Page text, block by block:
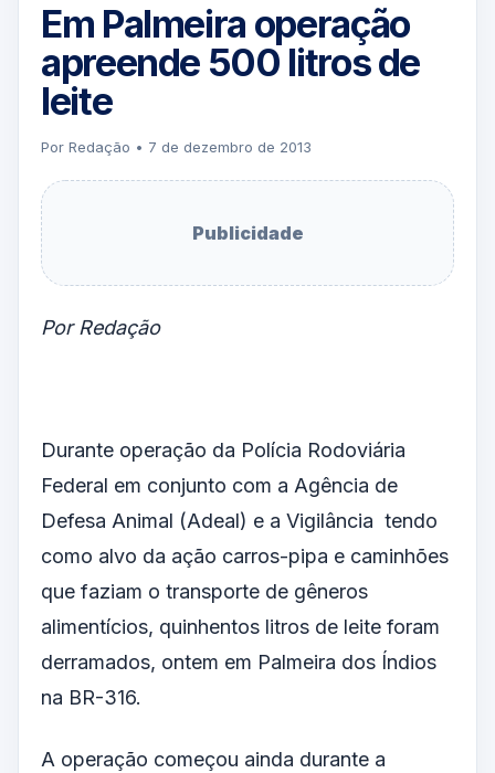
Em Palmeira operação
apreende 500 litros de
leite
Por Redação • 7 de dezembro de 2013
Publicidade
Por Redação
Durante operação da Polícia Rodoviária
Federal em conjunto com a Agência de
Defesa Animal (Adeal) e a Vigilância tendo
como alvo da ação carros-pipa e caminhões
que faziam o transporte de gêneros
alimentícios, quinhentos litros de leite foram
derramados, ontem em Palmeira dos Índios
na BR-316.
A operação começou ainda durante a